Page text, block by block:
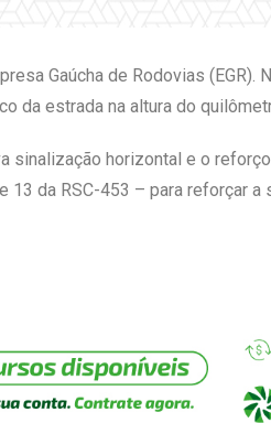
Gaúcha de Rodovias (EGR).
da estrada na altura do
sinalização horizontal e o
da RSC-453 – para reforçar a